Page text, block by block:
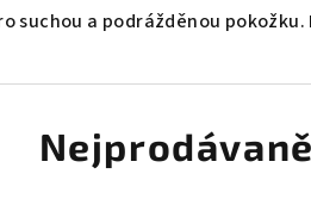
suchou a podrážděnou pokožku.